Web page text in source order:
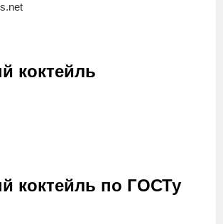
коктейль
коктейль по ГОСТу